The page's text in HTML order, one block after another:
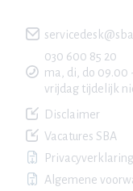
030 600 85 20
ma, di, do 09.00
vrijdag tijdelijk
Disclaimer
Vacatures SBA
Privacyverklaring
Algemene